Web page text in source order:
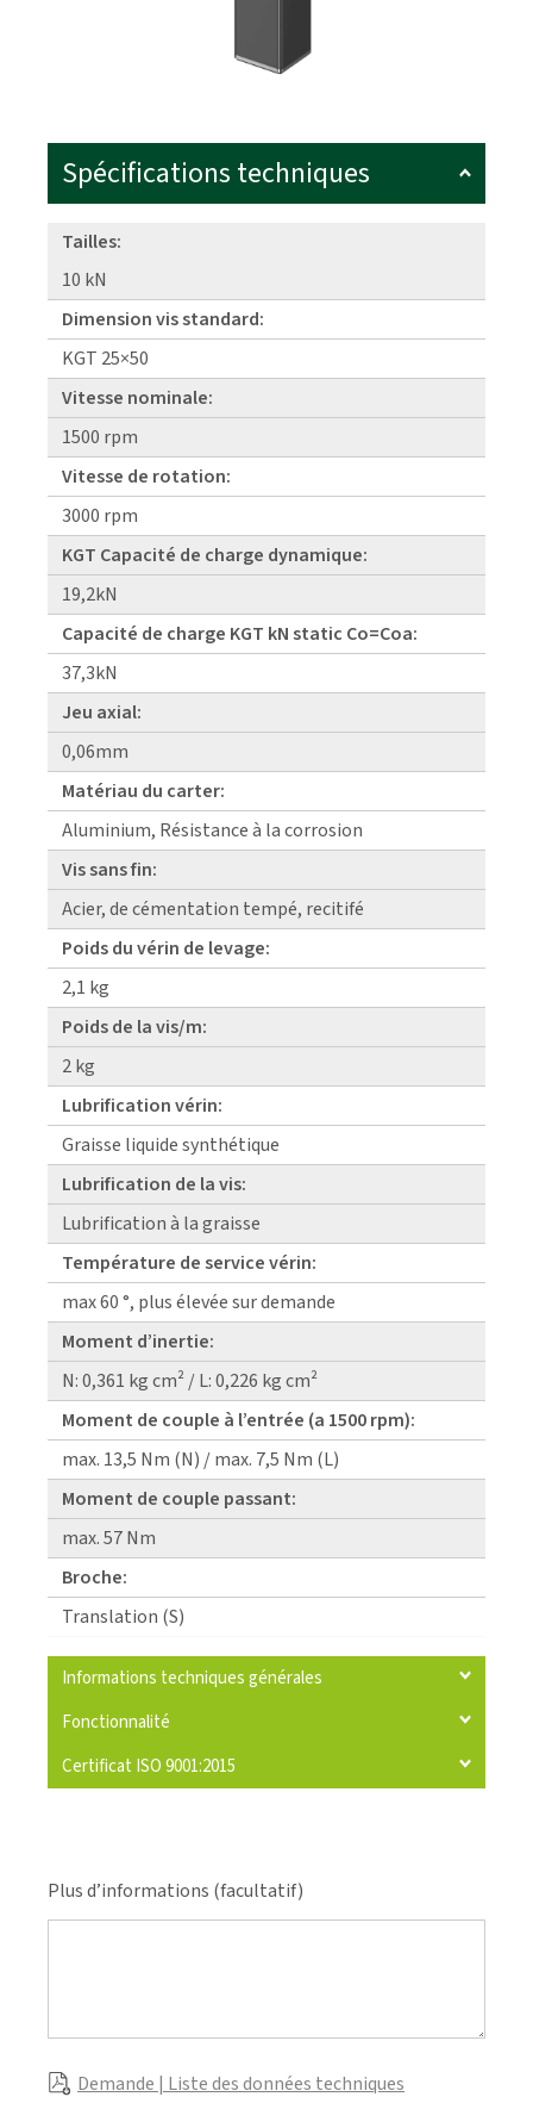
Spécifications techniques
Tailles:
10 kN
Dimension vis standard:
KGT 25×50
Vitesse nominale:
1500 rpm
Vitesse de rotation:
3000 rpm
KGT Capacité de charge dynamique:
19,2kN
Capacité de charge KGT kN static Co=Coa:
37,3kN
Jeu axial:
0,06mm
Matériau du carter:
Aluminium, Résistance à la corrosion
Vis sans fin:
Acier, de cémentation tempé, recitifé
Poids du vérin de levage:
2,1 kg
Poids de la vis/m:
2 kg
Lubrification vérin:
Graisse liquide synthétique
Lubrification de la vis:
Lubrification à la graisse
Température de service vérin:
max 60 °, plus élevée sur demande
Moment d’inertie:
N: 0,361 kg cm² / L: 0,226 kg cm²
Moment de couple à l’entrée (a 1500 rpm):
max. 13,5 Nm (N) / max. 7,5 Nm (L)
Moment de couple passant:
max. 57 Nm
Broche:
Translation (S)
Informations techniques générales
Fonctionnalité
Certificat ISO 9001:2015
Plus d’informations (facultatif)
Demande | Liste des données techniques